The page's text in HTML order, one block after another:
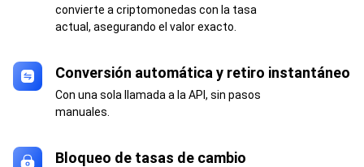
convierte a criptomonedas con la tasa
actual, asegurando el valor exacto.
Conversión automática y retiro instantáneo
Con una sola llamada a la API, sin pasos
manuales.
Bloqueo de tasas de cambio